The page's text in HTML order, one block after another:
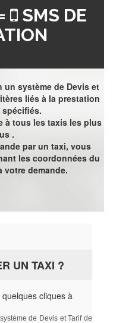
SMS DE
système de Devis et
liés à la prestation
à tous les taxis les plus
.
par un taxi, vous
les coordonnées du
votre demande.
UN TAXI ?
cliques à
de Devis et Tarif de